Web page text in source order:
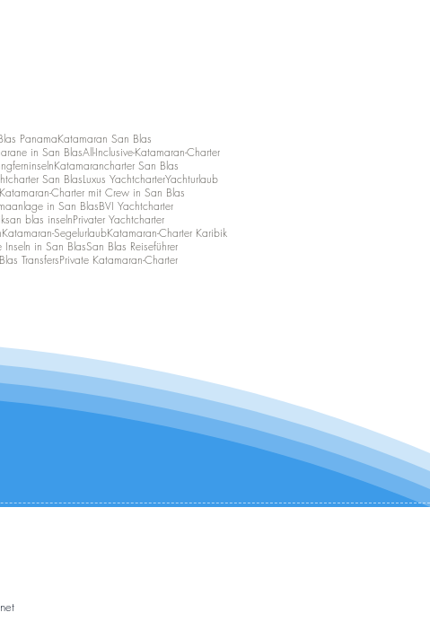
PanamaKatamaran San Blas
in San BlasAll-Inclusive-Katamaran-Charter
Katamarancharter San Blas
San BlasLuxus YachtcharterYachturlaub
Katamaran-Charter mit Crew in San Blas
in San BlasBVI Yachtcharter
san blas inselnPrivater Yachtcharter
Katamaran-SegelurlaubKatamaran-Charter Karibik
Inseln in San BlasSan Blas Reiseführer
TransfersPrivate Katamaran-Charter